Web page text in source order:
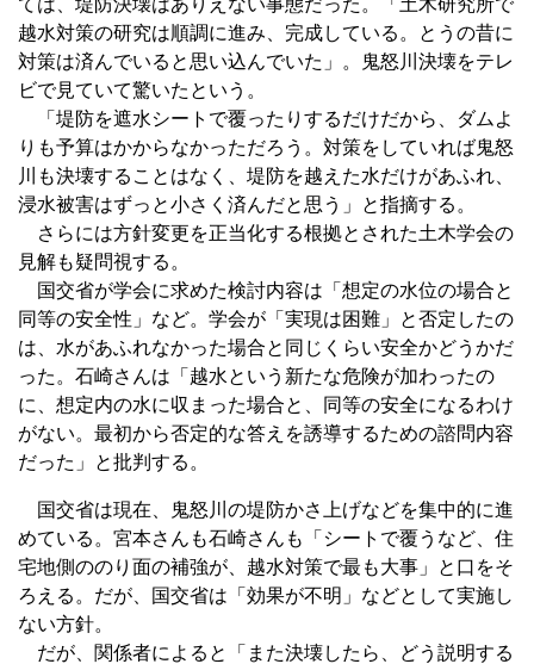
越水対策の研究は順調に進み、完成している。とうの昔に
対策は済んでいると思い込んでいた」。鬼怒川決壊をテレ
ビで見ていて驚いたという。
「堤防を遮水シートで覆ったりするだけだから、ダムよ
りも予算はかからなかっただろう。対策をしていれば鬼怒
川も決壊することはなく、堤防を越えた水だけがあふれ、
浸水被害はずっと小さく済んだと思う」と指摘する。
さらには方針変更を正当化する根拠とされた土木学会の
見解も疑問視する。
国交省が学会に求めた検討内容は「想定の水位の場合と
同等の安全性」など。学会が「実現は困難」と否定したの
は、水があふれなかった場合と同じくらい安全かどうかだ
った。石崎さんは「越水という新たな危険が加わったの
に、想定内の水に収まった場合と、同等の安全になるわけ
がない。最初から否定的な答えを誘導するための諮問内容
だった」と批判する。
国交省は現在、鬼怒川の堤防かさ上げなどを集中的に進
めている。宮本さんも石崎さんも「シートで覆うなど、住
宅地側ののり面の補強が、越水対策で最も大事」と口をそ
ろえる。だが、国交省は「効果が不明」などとして実施し
ない方針。
だが、関係者によると「また決壊したら、どう説明する